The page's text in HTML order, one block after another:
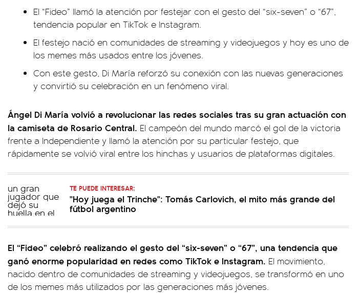
El “Fideo” llamó la atención por festejar con el gesto del “six-seven” o “67”,
tendencia popular en TikTok e Instagram.
El festejo nació en comunidades de streaming y videojuegos y hoy es uno de
los memes más usados entre los jóvenes.
Con este gesto, Di María reforzó su conexión con las nuevas generaciones
y convirtió su celebración en un fenómeno viral.
Ángel Di María volvió a revolucionar las redes sociales tras su gran actuación con
la camiseta de Rosario Central. El campeón del mundo marcó el gol de la victoria
frente a Independiente y llamó la atención por su particular festejo, que
rápidamente se volvió viral entre los hinchas y usuarios de plataformas digitales.
TE PUEDE INTERESAR:
"Hoy juega el Trinche": Tomás Carlovich, el mito más grande del
fútbol argentino
El “Fideo” celebró realizando el gesto del “six-seven” o “67”, una tendencia que
ganó enorme popularidad en redes como TikTok e Instagram. El movimiento,
nacido dentro de comunidades de streaming y videojuegos, se transformó en uno
de los memes más utilizados por las generaciones más jóvenes.